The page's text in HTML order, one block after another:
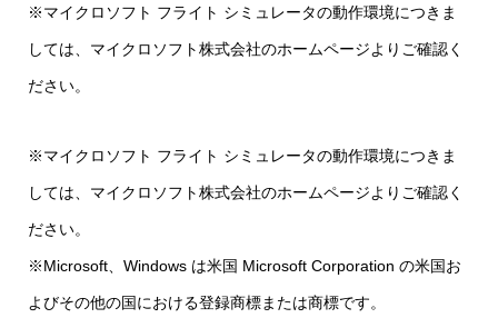
※マイクロソフト フライト シミュレータの動作環境につきま
しては、マイクロソフト株式会社のホームページよりご確認く
ださい。
※マイクロソフト フライト シミュレータの動作環境につきま
しては、マイクロソフト株式会社のホームページよりご確認く
ださい。
※Microsoft、Windows は米国 Microsoft Corporation の米国お
よびその他の国における登録商標または商標です。